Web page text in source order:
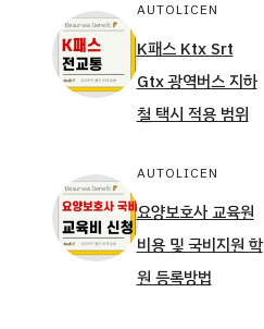
AUTOLICEN
K패스 Ktx Srt
Gtx 광역버스 지하
철 택시 적용 범위
AUTOLICEN
요양보호사 교육원
비용 및 국비지원 학
원 등록방법